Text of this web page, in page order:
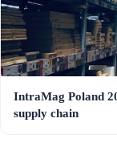
IntraMag Poland
supply chain